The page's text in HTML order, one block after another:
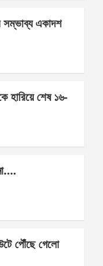
সম্ভাব্য একাদশ
হারিয়ে শেষ ১৬-
পৌঁছে গেলো